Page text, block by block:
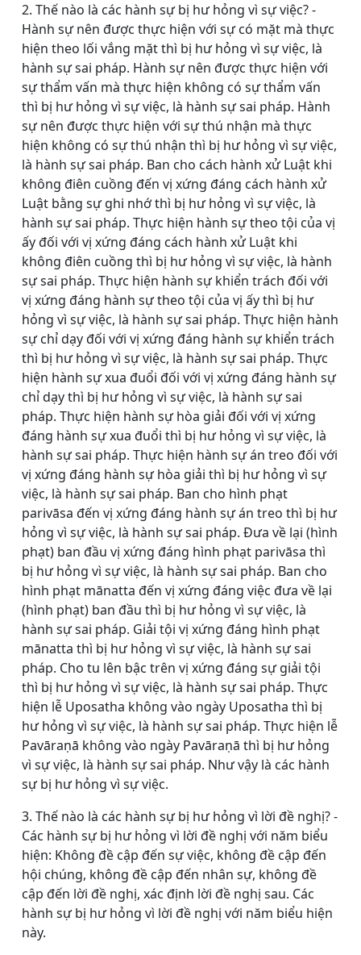
2. Thế nào là các hành sự bị hư hỏng vì sự việc? -
Hành sự nên được thực hiện với sự có mặt mà thực
hiện theo lối vắng mặt thì bị hư hỏng vì sự việc, là
hành sự sai pháp. Hành sự nên được thực hiện với
sự thẩm vấn mà thực hiện không có sự thẩm vấn
thì bị hư hỏng vì sự việc, là hành sự sai pháp. Hành
sự nên được thực hiện với sự thú nhận mà thực
hiện không có sự thú nhận thì bị hư hỏng vì sự việc,
là hành sự sai pháp. Ban cho cách hành xử Luật khi
không điên cuồng đến vị xứng đáng cách hành xử
Luật bằng sự ghi nhớ thì bị hư hỏng vì sự việc, là
hành sự sai pháp. Thực hiện hành sự theo tội của vị
ấy đối với vị xứng đáng cách hành xử Luật khi
không điên cuồng thì bị hư hỏng vì sự việc, là hành
sự sai pháp. Thực hiện hành sự khiển trách đối với
vị xứng đáng hành sự theo tội của vị ấy thì bị hư
hỏng vì sự việc, là hành sự sai pháp. Thực hiện hành
sự chỉ dạy đối với vị xứng đáng hành sự khiển trách
thì bị hư hỏng vì sự việc, là hành sự sai pháp. Thực
hiện hành sự xua đuổi đối với vị xứng đáng hành sự
chỉ dạy thì bị hư hỏng vì sự việc, là hành sự sai
pháp. Thực hiện hành sự hòa giải đối với vị xứng
đáng hành sự xua đuổi thì bị hư hỏng vì sự việc, là
hành sự sai pháp. Thực hiện hành sự án treo đối với
vị xứng đáng hành sự hòa giải thì bị hư hỏng vì sự
việc, là hành sự sai pháp. Ban cho hình phạt
parivāsa đến vị xứng đáng hành sự án treo thì bị hư
hỏng vì sự việc, là hành sự sai pháp. Đưa về lại (hình
phạt) ban đầu vị xứng đáng hình phạt parivāsa thì
bị hư hỏng vì sự việc, là hành sự sai pháp. Ban cho
hình phạt mānatta đến vị xứng đáng việc đưa về lại
(hình phạt) ban đầu thì bị hư hỏng vì sự việc, là
hành sự sai pháp. Giải tội vị xứng đáng hình phạt
mānatta thì bị hư hỏng vì sự việc, là hành sự sai
pháp. Cho tu lên bậc trên vị xứng đáng sự giải tội
thì bị hư hỏng vì sự việc, là hành sự sai pháp. Thực
hiện lễ Uposatha không vào ngày Uposatha thì bị
hư hỏng vì sự việc, là hành sự sai pháp. Thực hiện lễ
Pavāraṇā không vào ngày Pavāraṇā thì bị hư hỏng
vì sự việc, là hành sự sai pháp. Như vậy là các hành
sự bị hư hỏng vì sự việc.
3. Thế nào là các hành sự bị hư hỏng vì lời đề nghị? -
Các hành sự bị hư hỏng vì lời đề nghị với năm biểu
hiện: Không đề cập đến sự việc, không đề cập đến
hội chúng, không đề cập đến nhân sự, không đề
cập đến lời đề nghị, xác định lời đề nghị sau. Các
hành sự bị hư hỏng vì lời đề nghị với năm biểu hiện
này.